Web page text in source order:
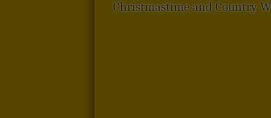
Christmastime and Country